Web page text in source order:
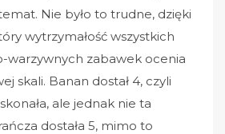
Nie było to trudne, dzięki
wytrzymałość wszystkich
warzywnych zabawek ocenia
skali. Banan dostał 4, czyli
ale jednak nie ta
dostała 5, mimo to